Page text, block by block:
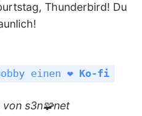
Thunderbird! Du
einen ❤️ Ko-fi
von s3n🧩net